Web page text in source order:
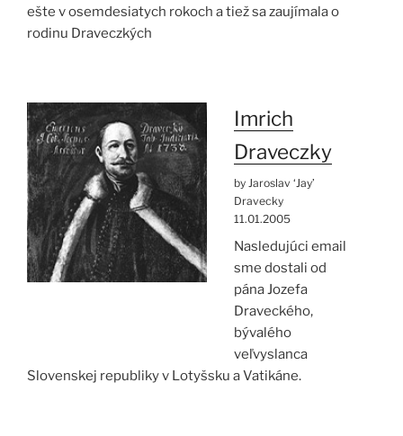
ešte v osemdesiatych rokoch a tiež sa zaujímala o
rodinu Draveczkých
Imrich
Draveczky
by Jaroslav ‘Jay’
Dravecky
11.01.2005
Nasledujúci email
sme dostali od
pána Jozefa
Draveckého,
bývalého
veľvyslanca
Slovenskej republiky v Lotyšsku a Vatikáne.